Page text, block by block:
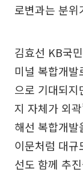
로변과는 분
김효선 KB국
미널 복합개
으로 기대되
지 자체가 외
해선 복합개
이문처럼 대규
선도 함께 추